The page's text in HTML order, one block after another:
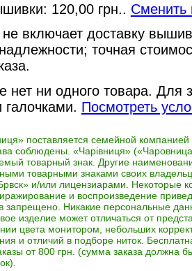
120,00 грн.. Сменить
включает доставку
точная
нет ни одного товара. Для
Посмотреть
поставляется семейной компанией
соблюдены. «Чарівниця»
товарный знак. Другие
товарными знаками своих
и/или лицензиарами. Некоторые
и воспроизведение
запрещено. Никакие персональные
изделие может отличаться от
цвета монитором, небольших
и отличий в подборе ниток.
от 800 грн. (сумма заказа должна